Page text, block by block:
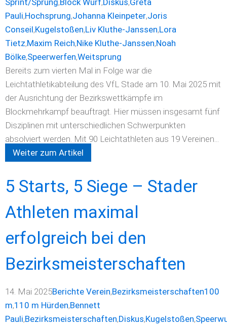
Sprint/Sprung,Block Wurf,Diskus,Greta
Pauli,Hochsprung,Johanna Kleinpeter,Joris
Conseil,Kugelstoßen,Liv Kluthe-Janssen,Lora
Tietz,Maxim Reich,Nike Kluthe-Janssen,Noah
Bölke,Speerwerfen,Weitsprung
Bereits zum vierten Mal in Folge war die
Leichtathletikabteilung des VfL Stade am 10. Mai 2025 mit
der Ausrichtung der Bezirkswettkämpfe im
Blockmehrkampf beauftragt. Hier müssen insgesamt fünf
Disziplinen mit unterschiedlichen Schwerpunkten
absolviert werden. Mit 90 Leichtathleten aus 19 Vereinen...
Weiter zum Artikel
5 Starts, 5 Siege – Stader
Athleten maximal
erfolgreich bei den
Bezirksmeisterschaften
14. Mai 2025Berichte Verein,Bezirksmeisterschaften100
m,110 m Hürden,Bennett
Pauli,Bezirksmeisterschaften,Diskus,Kugelstoßen,